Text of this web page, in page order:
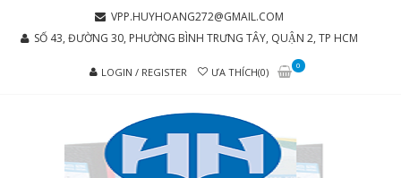
VPP.HUYHOANG272@GMAIL.COM
SỐ 43, ĐƯỜNG 30, PHƯỜNG BÌNH TRƯNG TÂY, QUẬN 2, TP HCM
LOGIN / REGISTER ƯA THÍCH(0)
0